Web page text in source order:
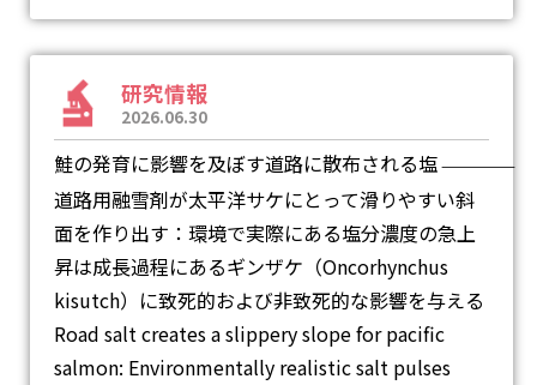
研究情報
2026.06.30
鮭の発育に影響を及ぼす道路に散布される塩 ―
道路用融雪剤が太平洋サケにとって滑りやすい斜
面を作り出す：環境で実際にある塩分濃度の急上
昇は成長過程にあるギンザケ（Oncorhynchus
kisutch）に致死的および非致死的な影響を与える
Road salt creates a slippery slope for pacific
salmon: Environmentally realistic salt pulses